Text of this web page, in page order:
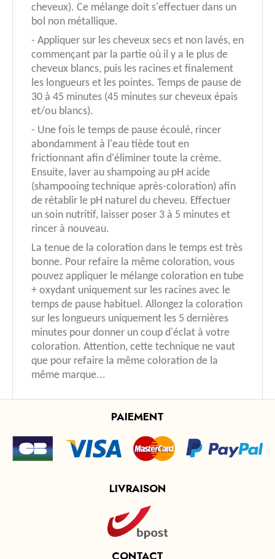
cheveux). Ce mélange doit s'effectuer dans un
bol non métallique.
- Appliquer sur les cheveux secs et non lavés, en
commençant par la partie où il y a le plus de
cheveux blancs, puis les racines et finalement
les longueurs et les pointes. Temps de pause de
30 à 45 minutes (45 minutes sur cheveux épais
et/ou blancs).
- Une fois le temps de pause écoulé, rincer
abondamment à l'eau tiède tout en
frictionnant afin d'éliminer toute la crème.
Ensuite, laver au shampoing au pH acide
(shampooing technique après-coloration) afin
de rétablir le pH naturel du cheveu. Effectuer
un soin nutritif, laisser poser 3 à 5 minutes et
rincer à nouveau.
La tenue de la coloration dans le temps est très
bonne. Pour refaire la même coloration, vous
pouvez appliquer le mélange coloration en tube
+ oxydant uniquement sur les racines avec le
temps de pause habituel. Allongez la coloration
sur les longueurs uniquement les 5 dernières
minutes pour donner un coup d'éclat à votre
coloration. Attention, cette technique ne vaut
que pour refaire la même coloration de la
même marque...
PAIEMENT
LIVRAISON
CONTACT